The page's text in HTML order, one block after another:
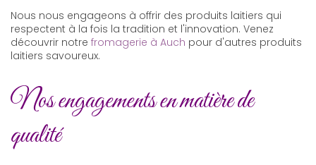
Nous nous engageons à offrir des produits laitiers qui
respectent à la fois la tradition et l'innovation. Venez
découvrir notre fromagerie à Auch pour d'autres produits
laitiers savoureux.
Nos engagements en matière de
qualité